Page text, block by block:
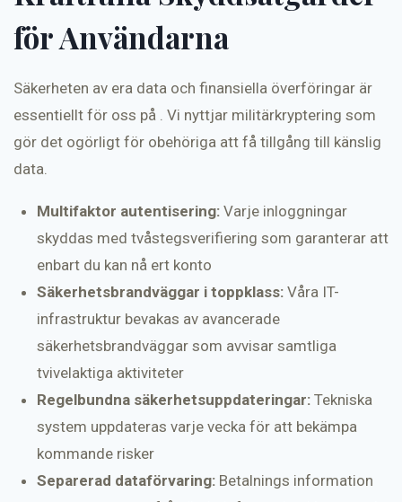
för Användarna
Säkerheten av era data och finansiella överföringar är
essentiellt för oss på . Vi nyttjar militärkryptering som
gör det ogörligt för obehöriga att få tillgång till känslig
data.
Multifaktor autentisering:Varje inloggningar
skyddas med tvåstegsverifiering som garanterar att
enbart du kan nå ert konto
Säkerhetsbrandväggar i toppklass:Våra IT-
infrastruktur bevakas av avancerade
säkerhetsbrandväggar som avvisar samtliga
tvivelaktiga aktiviteter
Regelbundna säkerhetsuppdateringar:Tekniska
system uppdateras varje vecka för att bekämpa
kommande risker
Separerad dataförvaring:Betalnings information